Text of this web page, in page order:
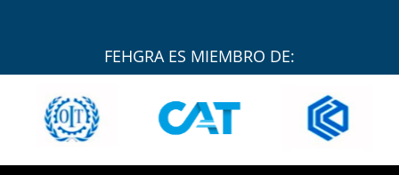
FEHGRA ES MIEMBRO DE: